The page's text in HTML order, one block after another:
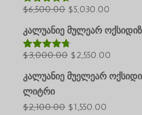
$35,000.00.
შეფასებუ
5-დან
$6,500.00 საწყისი
ფასი
იყო:
$6,500.00.
$5,030.00
ფასია:
კალუანიე მულეარ
შეფასებუ
5-დან
$3,000.00 საწყისი
ფასი
იყო:
$2,550.00
ფასია:
კალუანიე მუელეარ
ლიტრი
$2,100.00 საწყისი
$1,550.00
ភាសា